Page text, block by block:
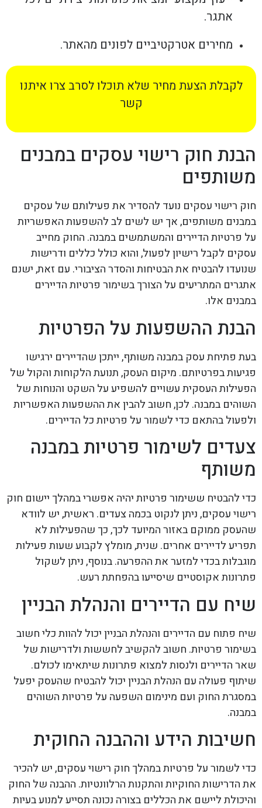
אתגר.
מחירים אטרקטיביים לפונים מהאתר.
לקבלת הצעת מחיר שלא תוכלו לסרב צרו איתנו
קשר
הבנת חוק רישוי עסקים במבנים
משותפים
חוק רישוי עסקים נועד להסדיר את פעילותם של עסקים
במבנים משותפים, אך יש לשים לב להשפעות האפשריות
על פרטיות הדיירים והמשתמשים במבנה. החוק מחייב
עסקים לקבל רישיון לפעול, והוא כולל כללים ודרישות
שנועדו להבטיח את הבטיחות והסדר הציבורי. עם זאת, ישנם
אתגרים המתריעים על הצורך בשימור פרטיות הדיירים
במבנים אלו.
הבנת ההשפעות על הפרטיות
בעת פתיחת עסק במבנה משותף, ייתכן שהדיירים ירגישו
פגיעות בפרטיותם. מיקום העסק, תנועת הלקוחות והקול של
הפעילות העסקית עשויים להשפיע על השקט והנוחות של
השוהים במבנה. לכן, חשוב להבין את ההשפעות האפשריות
ולפעול בהתאם כדי לשמור על פרטיות כל הדיירים.
צעדים לשימור פרטיות במבנה
משותף
כדי להבטיח ששימור פרטיות יהיה אפשרי במהלך יישום חוק
רישוי עסקים, ניתן לנקוט בכמה צעדים. ראשית, יש לוודא
שהעסק ממוקם באזור המיועד לכך, כך שהפעילות לא
תפריע לדיירים אחרים. שנית, מומלץ לקבוע שעות פעילות
מוגבלות בכדי למזער את ההפרעה. בנוסף, ניתן לשקול
פתרונות אקוסטיים שיסייעו בהפחתת רעש.
שיח עם הדיירים והנהלת הבניין
שיח פתוח עם הדיירים והנהלת הבניין יכול להוות כלי חשוב
בשימור פרטיות. חשוב להקשיב לחששות ולדרישות של
שאר הדיירים ולנסות למצוא פתרונות שיתאימו לכולם.
שיתוף פעולה עם הנהלת הבניין יכול להבטיח שהעסק יפעל
במסגרת החוק ועם מינימום השפעה על פרטיות השוהים
במבנה.
חשיבות הידע וההבנה החוקית
כדי לשמור על פרטיות במהלך חוק רישוי עסקים, יש להכיר
את הדרישות החוקיות והתקנות הרלוונטיות. ההבנה של החוק
והיכולת ליישם את הכללים בצורה נכונה תסייע למנוע בעיות